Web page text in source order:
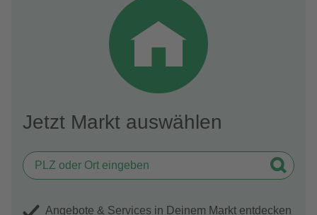
Jetzt Markt auswählen
Angebote & Services in Deinem Markt entdecken